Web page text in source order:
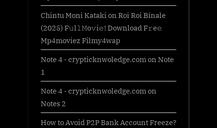
Chintu Moni Kataki on Roi Roi Binale
(2025) F𝚞l𝚕𝙼o𝚟i𝚎! Download F𝚛e𝚎
Mp4moviez Filmy4wap
Note 4 - crypticknwoledge.com on Note
1
Note 4 - crypticknwoledge.com on
Notes 2
How to Avoid P2P Bank Account Freeze?